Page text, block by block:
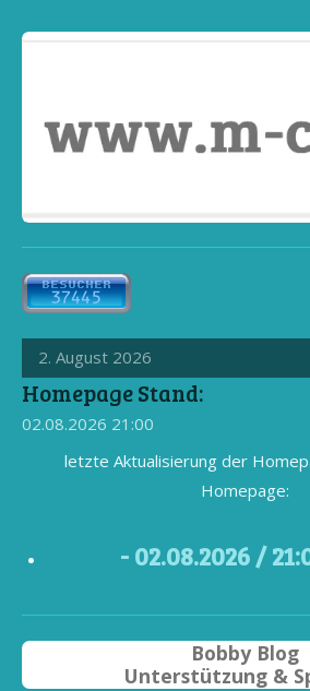
2. August 2026
Homepage Stand:
02.08.2026 21:00
letzte Aktualisierung der
Homepage:
- 02.08.2026 / 21
Bobby Blog
Unterstützung &